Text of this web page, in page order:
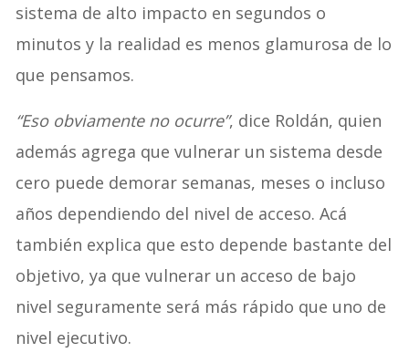
sistema de alto impacto en segundos o
minutos y la realidad es menos glamurosa de lo
que pensamos.
“Eso obviamente no ocurre”, dice Roldán, quien
además agrega que vulnerar un sistema desde
cero puede demorar semanas, meses o incluso
años dependiendo del nivel de acceso. Acá
también explica que esto depende bastante del
objetivo, ya que vulnerar un acceso de bajo
nivel seguramente será más rápido que uno de
nivel ejecutivo.